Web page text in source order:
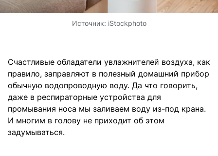
Источник: iStockphoto
Счастливые обладатели увлажнителей воздуха, как
правило, заправляют в полезный домашний прибор
обычную водопроводную воду. Да что говорить,
даже в респираторные устройства для
промывания носа мы заливаем воду из-под крана.
И многим в голову не приходит об этом
задумываться.